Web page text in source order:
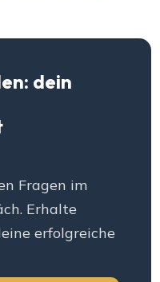
dein
Fragen im
Erhalte
erfolgreiche